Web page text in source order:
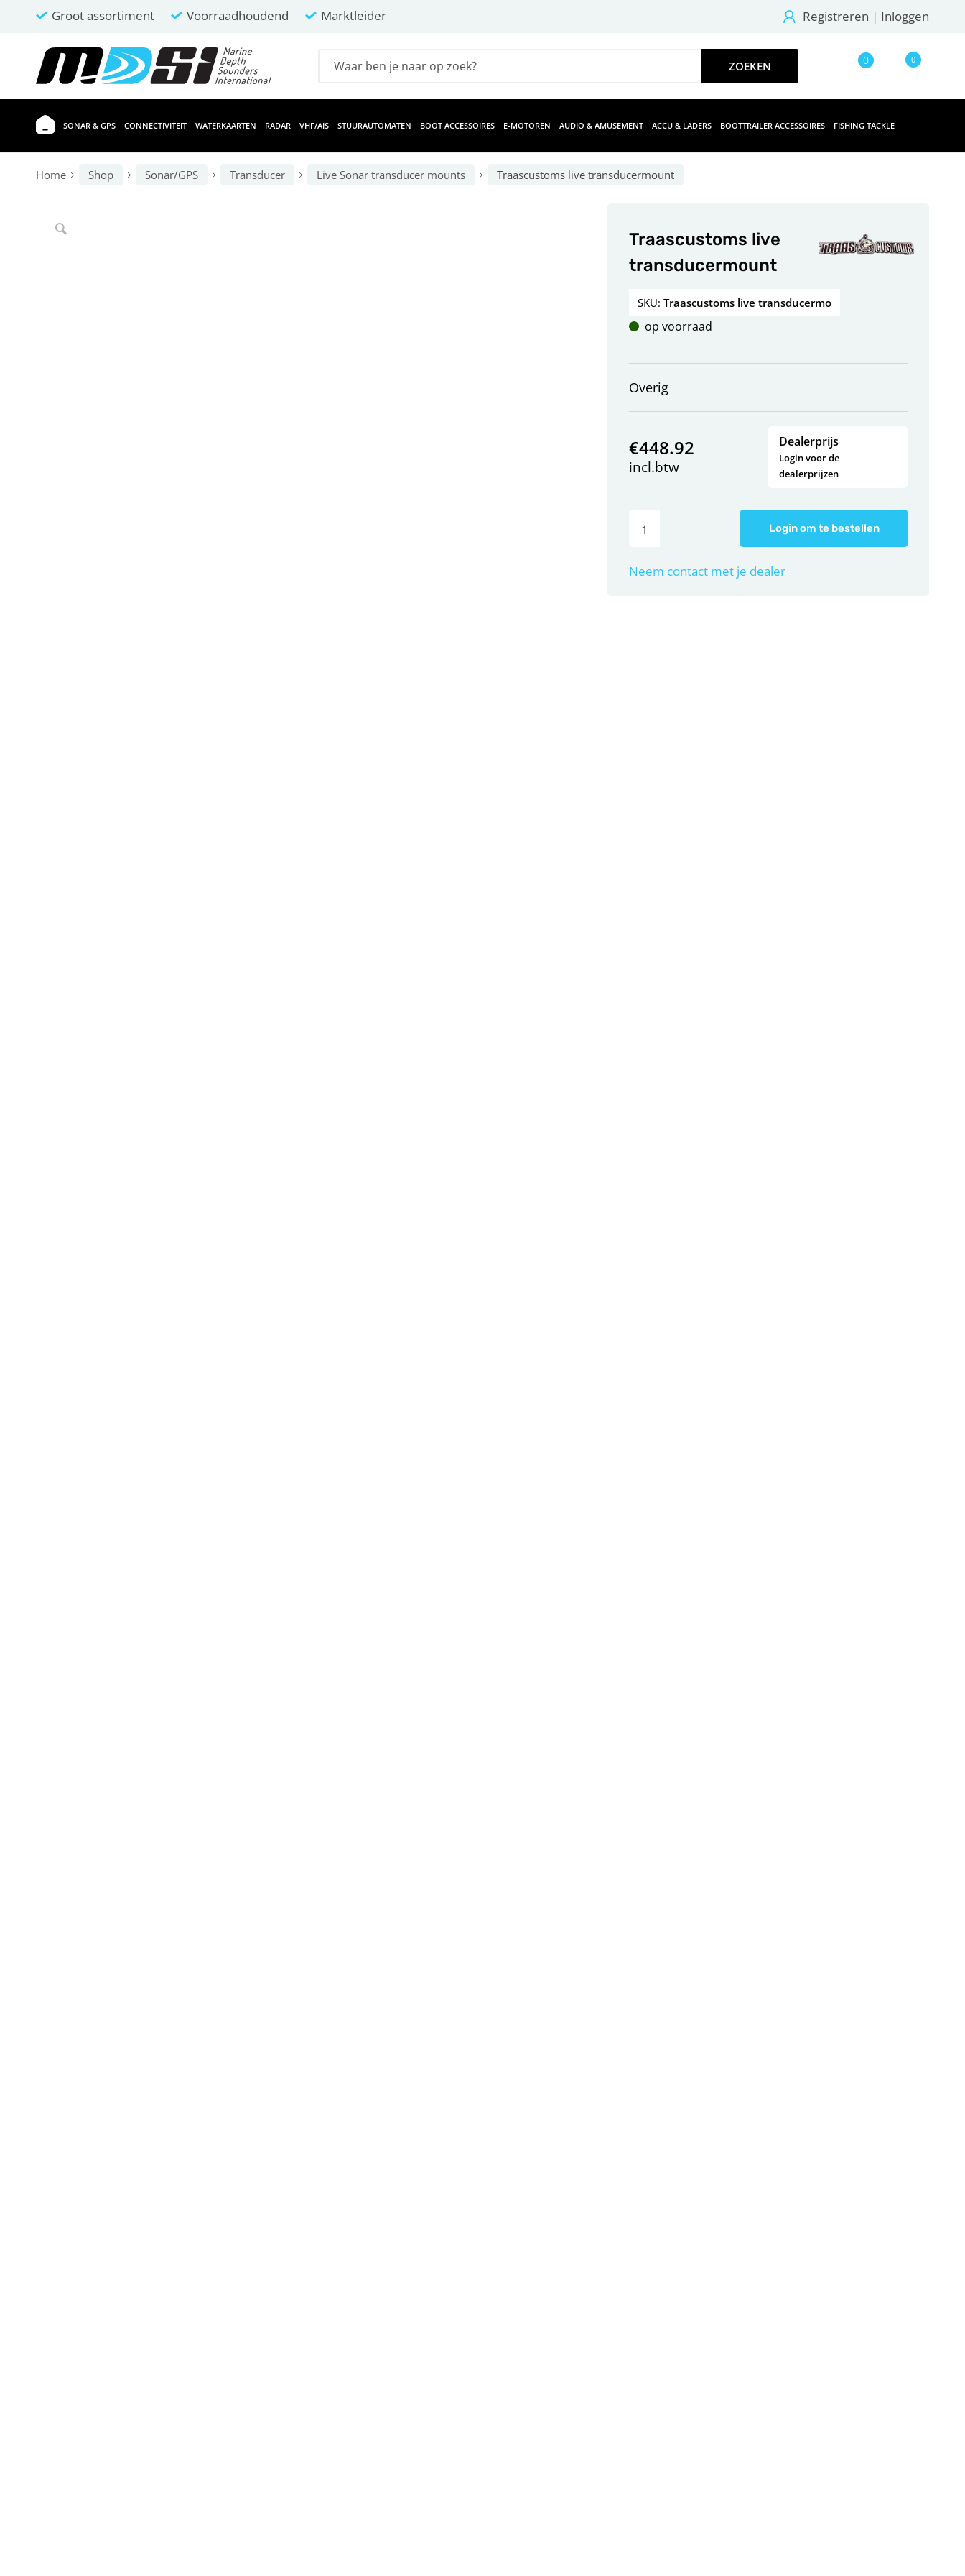
Groot assortiment Voorraadhoudend Marktleider Registreren | Inloggen
0 0
SONAR & GPS CONNECTIVITEIT WATERKAARTEN RADAR VHF/AIS STUURAUTOMATEN BOOT ACCESSOIRES E-MOTOREN AUDIO & AMUSEMENT ACCU & LADERS BOOTTRAILER ACCESSOIRES FISHING TACKLE
Home Shop Sonar/GPS Transducer Live Sonar transducer mounts Traascustoms live transducermount
Traascustoms live
transducermount
SKU:Traascustoms live transducermo
op voorraad
Overig
€448.92
incl.btw
Dealerprijs
Login voor de
dealerprijzen
Login om te bestellen
Neem contact met je dealer